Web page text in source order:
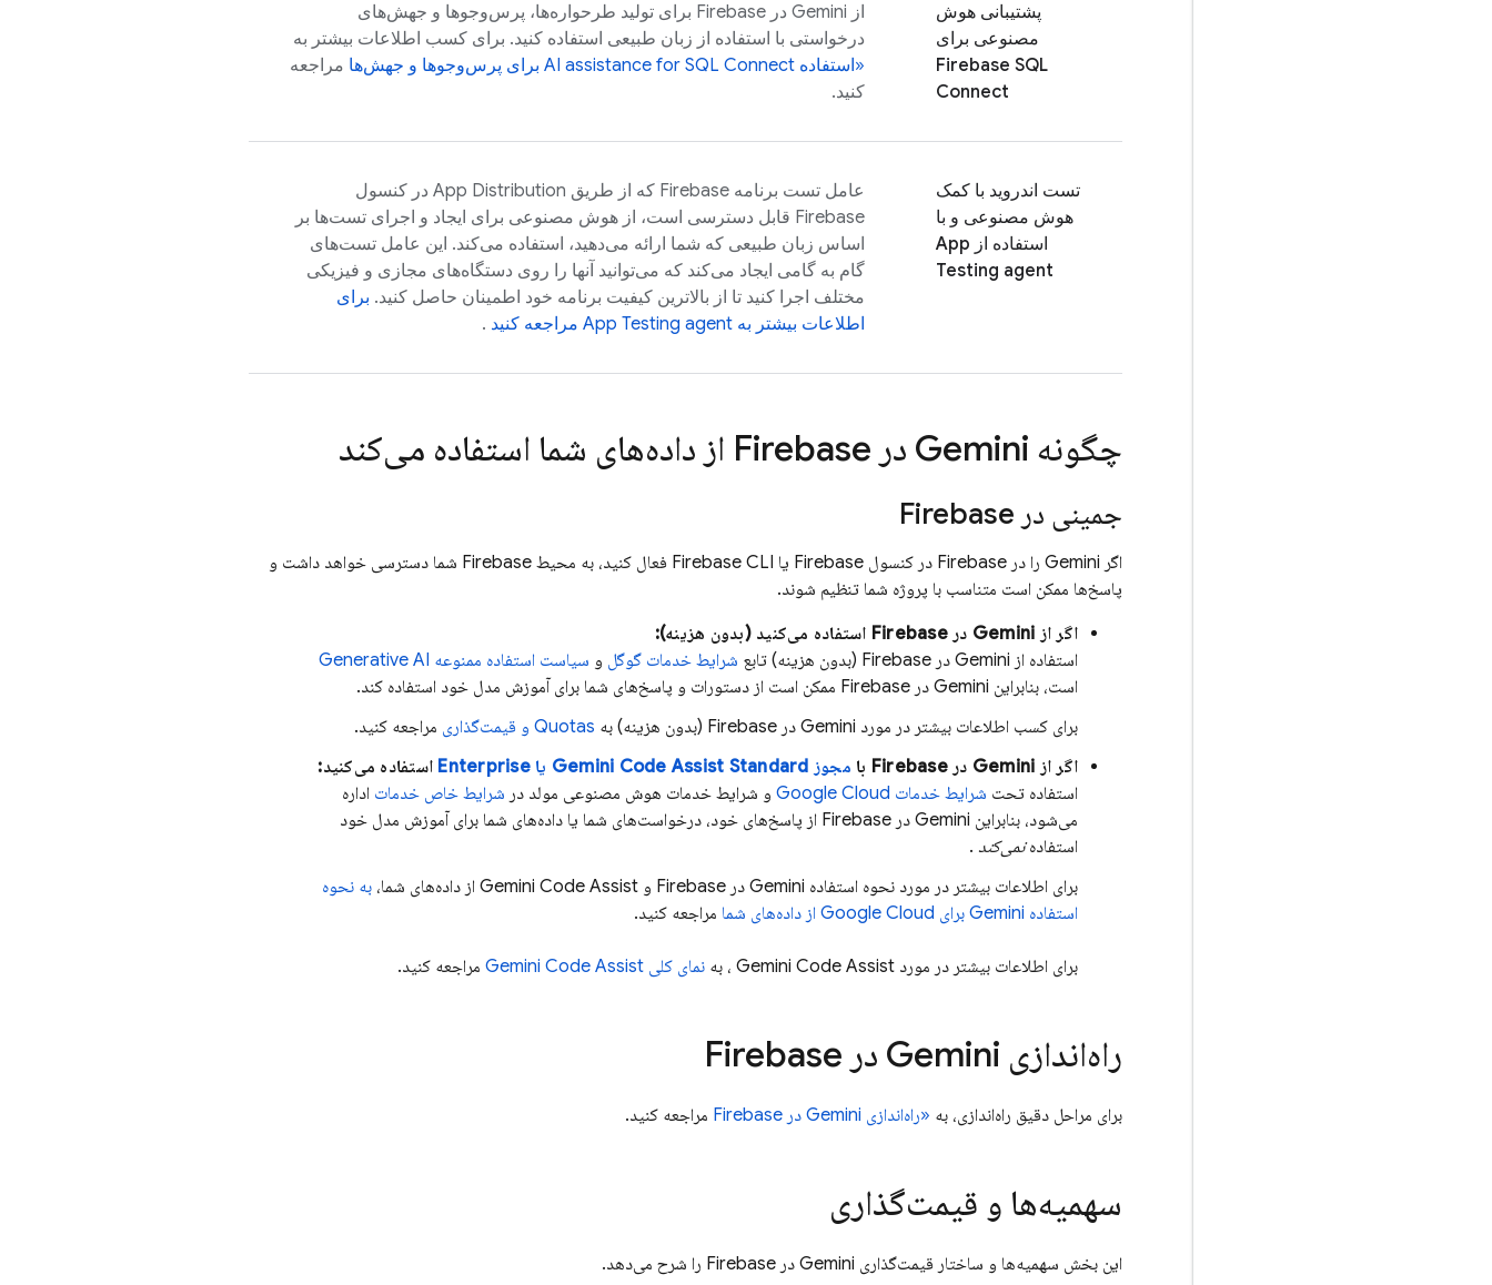
پشتیبانی هوش
مصنوعی برای
Firebase SQL
Connect
از Gemini در Firebase برای تولید طرحواره‌ها، پرس‌وجوها و جهش‌های
درخواستی با استفاده از زبان طبیعی استفاده کنید. برای کسب اطلاعات بیشتر به
«استفاده
AI assistance for SQL Connect برای پرس‌وجوها و جهش‌ها مراجعه
کنید.
تست اندروید با کمک
هوش مصنوعی و با
استفاده از App
Testing agent
عامل تست برنامه Firebase که از طریق App Distribution در کنسول
Firebase قابل دسترسی است، از هوش مصنوعی برای ایجاد و اجرای تست‌ها بر
اساس زبان طبیعی که شما ارائه می‌دهید، استفاده می‌کند. این عامل تست‌های
گام به گامی ایجاد می‌کند که می‌توانید آنها را روی دستگاه‌های مجازی و فیزیکی
مختلف اجرا کنید تا از بالاترین کیفیت برنامه خود اطمینان حاصل کنید. برای
اطلاعات بیشتر به App Testing agent مراجعه کنید
.
چگونه Gemini در Firebase از داده‌های شما استفاده می‌کند
جمینی در Firebase
اگر Gemini را در Firebase در کنسول Firebase یا Firebase
CLI فعال کنید، به محیط Firebase شما دسترسی خواهد داشت و
پاسخ‌ها ممکن است متناسب با پروژه شما تنظیم شوند.
اگر از Gemini در
Firebase استفاده می‌کنید (بدون هزینه):
استفاده از Gemini در
Firebase (بدون هزینه) تابع شرایط خدمات گوگل و سیاست استفاده ممنوعه Generative AI
است، بنابراین Gemini در
Firebase ممکن است از دستورات و پاسخ‌های شما برای آموزش مدل خود استفاده کند.
برای کسب اطلاعات بیشتر در مورد Gemini در
Firebase (بدون هزینه) به Quotas و قیمت‌گذاری
مراجعه کنید.
اگر از Gemini در
Firebase با مجوز Gemini Code Assist Standard یا Enterprise
استفاده می‌کنید:
استفاده تحت شرایط خدمات Google Cloud و شرایط خدمات هوش مصنوعی مولد در شرایط خاص خدمات اداره
می‌شود، بنابراین Gemini در
Firebase از پاسخ‌های خود، درخواست‌های شما یا داده‌های شما برای آموزش مدل خود
استفادهنمی‌کند .
برای اطلاعات بیشتر در مورد نحوه استفاده Gemini در
Firebase و Gemini Code Assist از داده‌های شما، به نحوه
استفاده Gemini برای Google Cloud از داده‌های شما مراجعه کنید.
برای اطلاعات بیشتر در مورد Gemini Code Assist ، به نمای کلی Gemini Code Assist مراجعه کنید.
راه‌اندازی Gemini در Firebase
برای مراحل دقیق راه‌اندازی، به «راه‌اندازی Gemini در Firebase مراجعه کنید.
سهمیه‌ها و قیمت‌گذاری
این بخش سهمیه‌ها و ساختار قیمت‌گذاری Gemini در Firebase را شرح می‌دهد.